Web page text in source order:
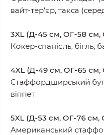
вайт-тер'єр, такса
3XL (Д-45 см, ОГ-58
Кокер-спанієль, бігль,
4XL (Д-49 см, ОГ-65
Стаффордширський
віппет
5XL (Д-53 см, ОГ-76
Американський